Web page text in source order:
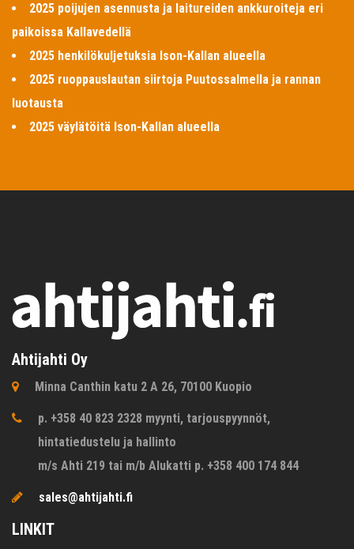
2025 poijujen asennusta ja laitureiden ankkuroiteja eri
paikoissa Kallavedellä
2025 henkilökuljetuksia Ison-Kallan alueella
2025 ruoppauslautan siirtoja Puutossalmella ja rannan
luotausta
2025 väylätöitä Ison-Kallan alueella
Ahtijahti Oy
Minna Canthin katu 2 A 26, 70100 Kuopio
p. +358 40 823 2328 myynti, tarjouspyynnöt,
hintatiedustelu ja hallinto
m/s Ahti 219 tai m/b Alukatti p. +358 400 174 844
sales@ahtijahti.fi
LINKIT